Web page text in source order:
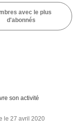
avec le plus
d'abonnés
son activité
le 27 avril 2020